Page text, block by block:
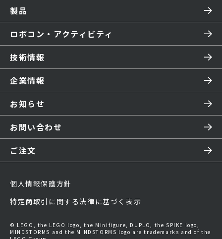
製品
ロボコン・アクティビティ
技術情報
企業情報
お知らせ
お問い合わせ
ご注文
個人情報保護方針
特定商取引に関する法律に基づく表示
© LEGO, the LEGO logo, the Minifigure, DUPLO, the SPIKE logo,
MINDSTORMS and the MINDSTORMS logo are trademarks and of the